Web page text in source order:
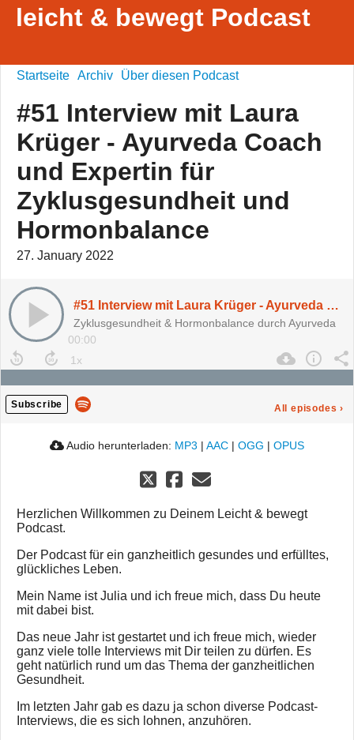
leicht & bewegt Podcast
Startseite Archiv Über diesen Podcast
#51 Interview mit Laura
Krüger - Ayurveda Coach
und Expertin für
Zyklusgesundheit und
Hormonbalance
27. January 2022
#51 Interview mit Laura Krüger - Ayurveda Coach und Expertin für Zyklusgesundheit und Hormonbalance
Zyklusgesundheit & Hormonbalance durch Ayurveda
00:00
Subscribe All episodes ›
Audio herunterladen: MP3 | AAC | OGG | OPUS
Herzlichen Willkommen zu Deinem Leicht & bewegt
Podcast.
Der Podcast für ein ganzheitlich gesundes und erfülltes,
glückliches Leben.
Mein Name ist Julia und ich freue mich, dass Du heute
mit dabei bist.
Das neue Jahr ist gestartet und ich freue mich, wieder
ganz viele tolle Interviews mit Dir teilen zu dürfen. Es
geht natürlich rund um das Thema der ganzheitlichen
Gesundheit.
Im letzten Jahr gab es dazu ja schon diverse Podcast-
Interviews, die es sich lohnen, anzuhören.